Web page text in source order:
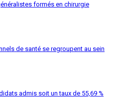
formés en chirurgie
de santé se regroupent au sein
admis soit un taux de 55,69 %